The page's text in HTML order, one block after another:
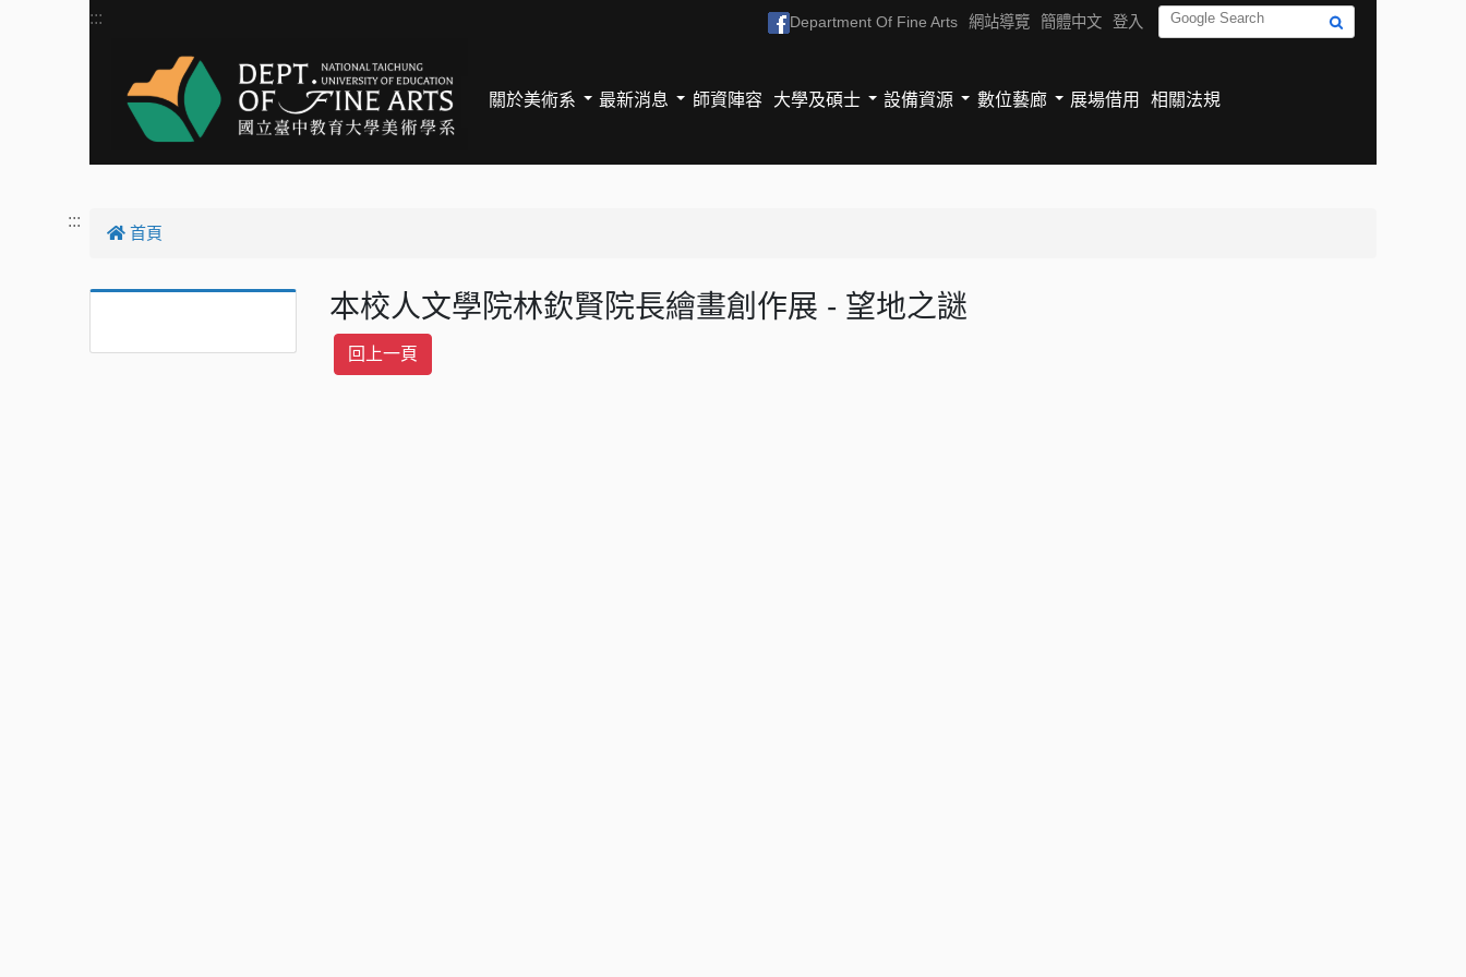
跳到主要內容
::: Department Of Fine Arts 網站導覽 簡體中文 登入
關於美術系 最新消息 師資陣容 大學及碩士 設備資源 數位藝廊 展場借用 相關法規
:::
首頁
本校人文學院林欽賢院長繪畫創作展 - 望地之謎